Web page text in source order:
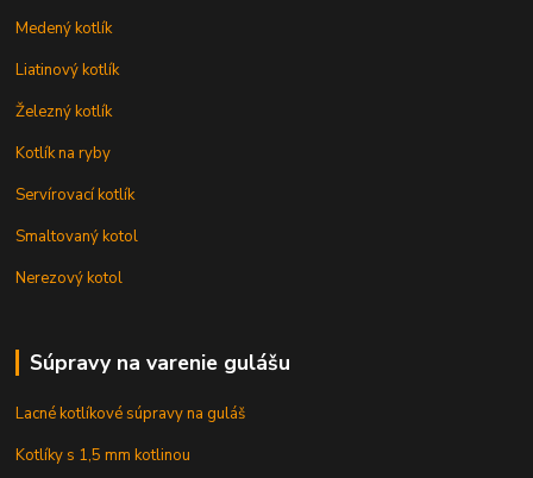
Medený kotlík
Liatinový kotlík
Železný kotlík
Kotlík na ryby
Servírovací kotlík
Smaltovaný kotol
Nerezový kotol
Súpravy na varenie gulášu
Lacné kotlíkové súpravy na guláš
Kotlíky s 1,5 mm kotlinou